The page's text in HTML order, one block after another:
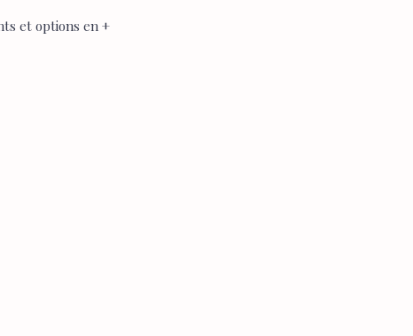
et options en +